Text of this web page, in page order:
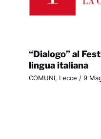
“Dialogo” al
lingua italiana
COMUNI, Lecce / 9